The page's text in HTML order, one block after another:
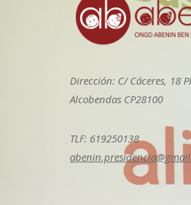
Dirección: C/ Cáceres, 18
Alcobendas CP28100
TLF: 619250138